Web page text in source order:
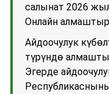
салынат 2026
Онлайн
Айдоочулук
түрүндө
Эгерде